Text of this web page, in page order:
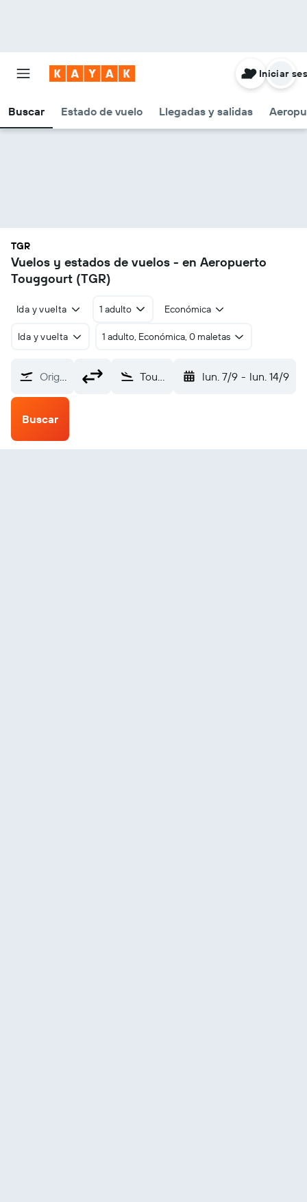
Buscar Estado de vuelo Llegadas y salidas
Iniciar
TGR
Vuelos y estados de vuelos - en Aeropuerto
Touggourt (TGR)
Ida y vuelta 1 adulto Económica
Ida y vuelta 1 adulto, Económica, 0 maletas
Origen Touggourt (TGR) lun. 7/9 - lun. 14/9
Buscar